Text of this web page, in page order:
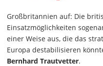
Großbritannien auf: Die
Einsatzmöglichkeiten
einer Weise aus, die das
Europa destabilisieren
Bernhard Trautvetter.